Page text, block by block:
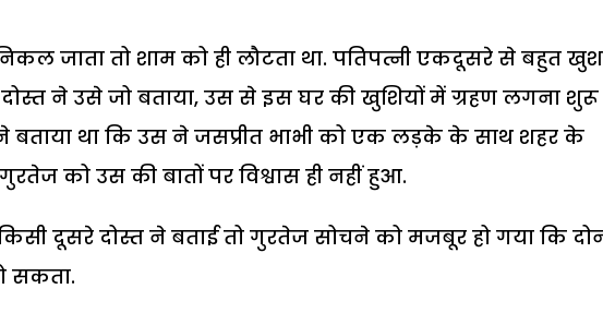
जाता तो शाम को ही लौटता था. पतिपत्नी एकदूसरे से बहुत
ने उसे जो बताया, उस से इस घर की खुशियों में ग्रहण लगना शुरू
था कि उस ने जसप्रीत भाभी को एक लड़के के साथ शहर के
को उस की बातों पर विश्वास ही नहीं हुआ.
दूसरे दोस्त ने बताई तो गुरतेज सोचने को मजबूर हो गया कि
सकता.